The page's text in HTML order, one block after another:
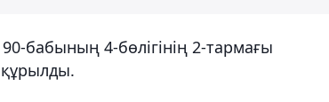
бабының 4-бөлігінің 2-тармағы